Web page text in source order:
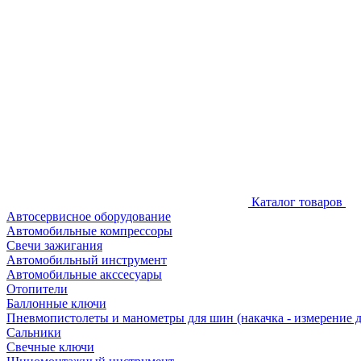
Каталог товаров
Автосервисное оборудование
Автомобильные компрессоры
Свечи зажигания
Автомобильный инструмент
Автомобильные акссесуары
Отопители
Баллонные ключи
Пневмопистолеты и манометры для шин (накачка - измерение
Сальники
Свечные ключи